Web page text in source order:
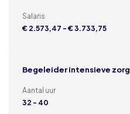
Salaris
€ 2.573,47 - € 3.733,75
Begeleider intensieve zorg
Aantal uur
32 - 40